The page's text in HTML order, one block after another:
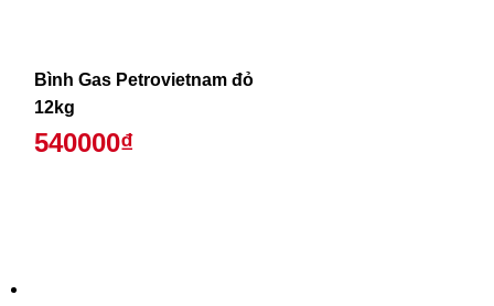
Bình Gas Petrovietnam đỏ
12kg
540000₫